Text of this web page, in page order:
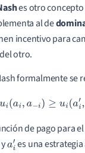
es otro concepto
al de
incentivo para
otro.
formalmente se
ui(ai,a−i )≥u i(ai′,a−
de pago para
ai es una